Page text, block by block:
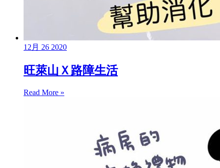
12月 26 2020
旺萊山Ｘ路障生活
Read More »